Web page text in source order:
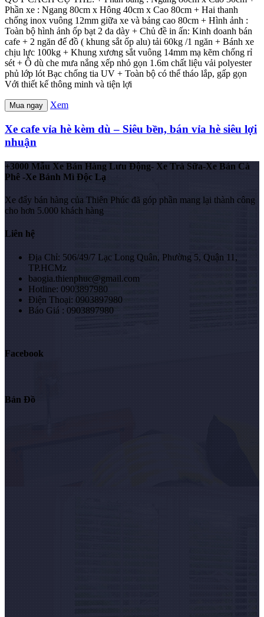
Phần xe : Ngang 80cm x Hông 40cm x Cao 80cm + Hai thanh
chống inox vuông 12mm giữa xe và bảng cao 80cm + Hình ảnh :
Toàn bộ hình ảnh ốp bạt 2 da dày + Chủ đề in ấn: Kinh doanh bán
cafe + 2 ngăn để đồ ( khung sắt ốp alu) tải 60kg /1 ngăn + Bánh xe
chịu lực 100kg + Khung xương sắt vuông 14mm mạ kẽm chống rỉ
sét + Ô dù che mưa nắng xếp nhỏ gọn 1.6m chất liệu vải polyester
phủ lớp lót Bạc chống tia UV + Toàn bộ có thể tháo lắp, gấp gọn
Với thiết kế thông minh và tiện lợi
Mua ngay Xem
Xe cafe vỉa hè kèm dù – Siêu bền, bán vỉa hè siêu lợi
nhuận
+3000 Mẫu Xe Bán Hàng Lưu Động- Xe Trà Sữa-Xe Bán Cà
Phê -Xe Bánh Mì Độc Lạ
Xe đẩy bán hàng của Thiên Phúc đã góp phần mang lại thành công
cho hơn 5.000 khách hàng
Liên hệ
Địa Chỉ: 506/49/7 Lạc Long Quân, Phường 5, Quận 11,
TP.HCMz
baogia.thienphuc@gmail.com
Hotline: 0903897980
Điện Thoại: 0903897980
Báo Giá : 0903897980
Facebook
Bản Đồ